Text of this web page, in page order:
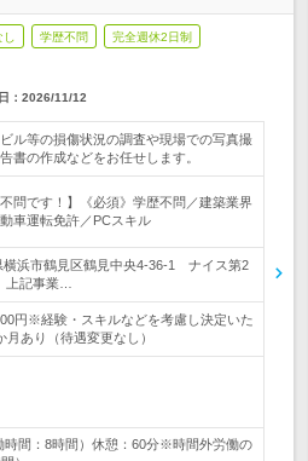
し 学歴不問 完全週休2日制
： 2026/11/12
ル等の損傷状況の調査や現場での写真撮
書の作成などをお任せします。
問です！】《必須》学歴不問／建築業界
車運転免許／PCスキル
浜市鶴見区鶴見中央4-36-1 ナイス第2
上記事業…
円※経験・スキルなどを考慮し決定いた
あり（待遇変更なし）
時間：8時間）休憩：60分※時間外労働の